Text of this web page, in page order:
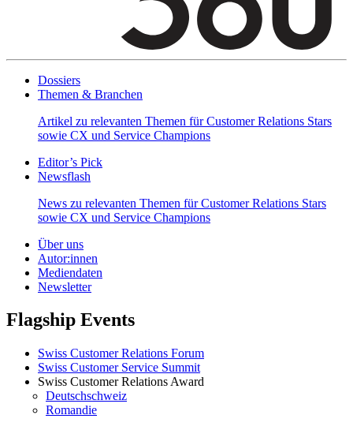
Dossiers
Themen & Branchen
Artikel zu relevanten Themen für Customer Relations Stars
sowie CX und Service Champions
Editor’s Pick
Newsflash
News zu relevanten Themen für Customer Relations Stars
sowie CX und Service Champions
Über uns
Autor:innen
Mediendaten
Newsletter
Flagship Events
Swiss Customer Relations Forum
Swiss Customer Service Summit
Swiss Customer Relations Award
Deutschschweiz
Romandie